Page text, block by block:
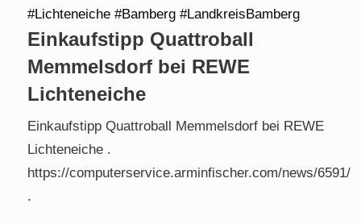
Einkaufstipp Quattroball
Memmelsdorf bei REWE
Lichteneiche
Einkaufstipp Quattroball Memmelsdorf bei REWE
Lichteneiche .
https://computerservice.arminfischer.com/news/6591/
.